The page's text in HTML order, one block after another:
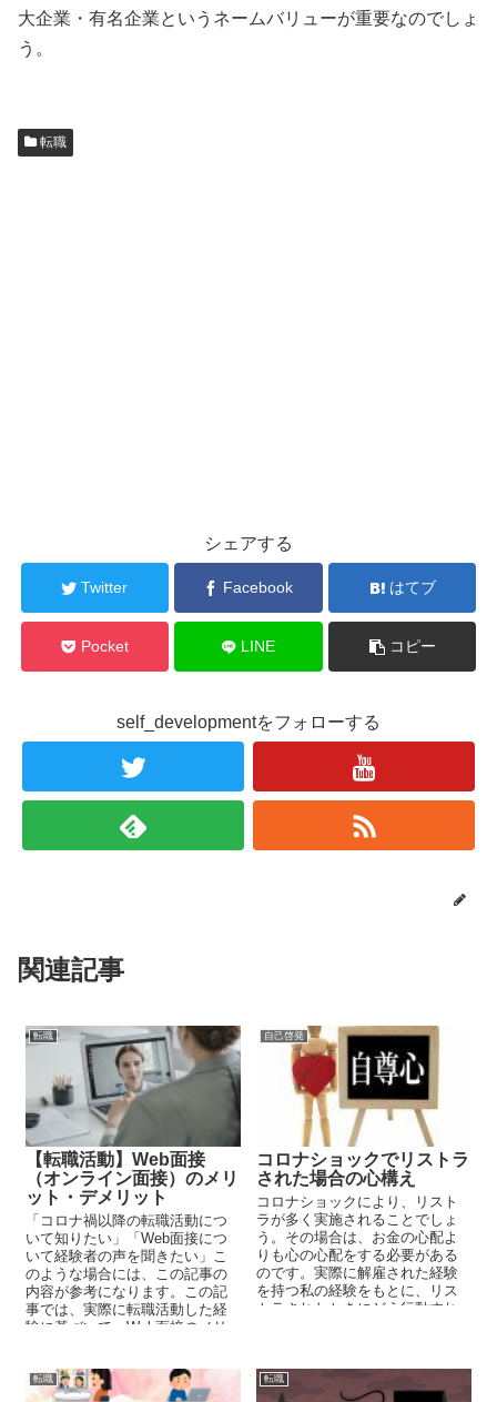
大企業・有名企業というネームバリューが重要なのでしょ
う。
転職
シェアする
Twitter Facebook はてブ
Pocket LINE コピー
self_developmentをフォローする
関連記事
転職
【転職活動】Web面接
（オンライン面接）のメリ
ット・デメリット
「コロナ禍以降の転職活動につ
いて知りたい」「Web面接につ
いて経験者の声を聞きたい」こ
のような場合には、この記事の
内容が参考になります。この記
事では、実際に転職活動した経
験に基づいて、Web面接のメリ
自己啓発
コロナショックでリストラ
された場合の心構え
コロナショックにより、リスト
ラが多く実施されることでしょ
う。その場合は、お金の心配よ
りも心の心配をする必要がある
のです。実際に解雇された経験
を持つ私の経験をもとに、リス
トラされたときにどう行動すれ
転職 転職